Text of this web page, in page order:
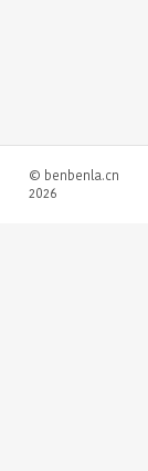
© benbenla.cn
2026